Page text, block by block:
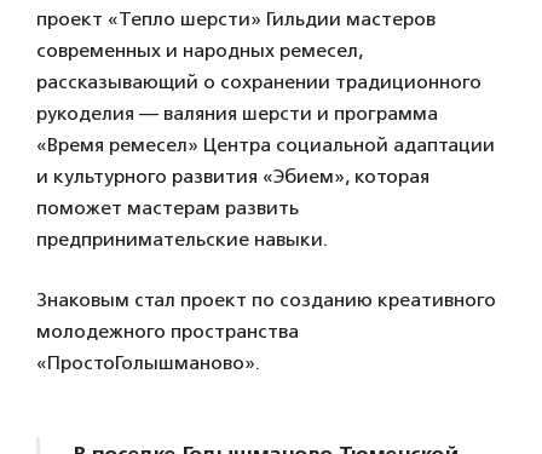
проект «Тепло шерсти» Гильдии мастеров
современных и народных ремесел,
рассказывающий о сохранении традиционного
рукоделия — валяния шерсти и программа
«Время ремесел» Центра социальной адаптации
и культурного развития «Эбием», которая
поможет мастерам развить
предпринимательские навыки.
Знаковым стал проект по созданию креативного
молодежного пространства
«ПростоГолышманово».